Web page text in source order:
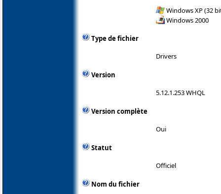
Windows XP (32
Windows 2000
Type de fichier
Drivers
Version
5.12.1.253 WHQL
Version complète
Oui
Statut
Officiel
Nom du fichier